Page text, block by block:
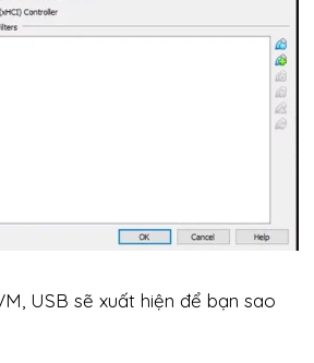
USB sẽ xuất hiện để bạn sao